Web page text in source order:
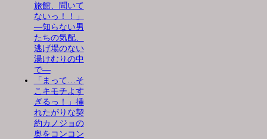
旅館、聞いて
ないっ！！」
―知らない男
たちの気配、
逃げ場のない
湯けむりの中
で―
「まって…そ
こキモチよす
ぎるっ！」挿
れたがりな契
約カノジョの
奥をコンコン